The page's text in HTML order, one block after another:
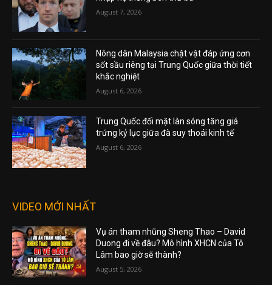
August 7, 2026
Nông dân Malaysia chật vật đáp ứng cơn
sốt sầu riêng tại Trung Quốc giữa thời tiết
khắc nghiệt
August 6, 2026
Trung Quốc đối mặt làn sóng tăng giá
trứng kỷ lục giữa đà suy thoái kinh tế
August 6, 2026
VIDEO MỚI NHẤT
Vụ án tham nhũng Sheng Thao – David
Duong đi về đâu? Mô hình XHCN của Tô
Lâm bao giờ sẽ thành?
August 5, 2026